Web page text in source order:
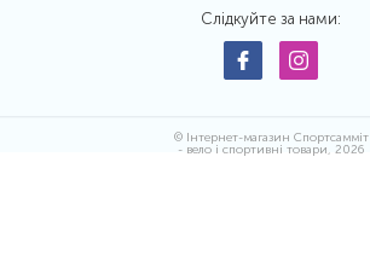
Слідкуйте за нами:
© Інтернет-магазин Спортсамміт
- вело і спортивні товари, 2026